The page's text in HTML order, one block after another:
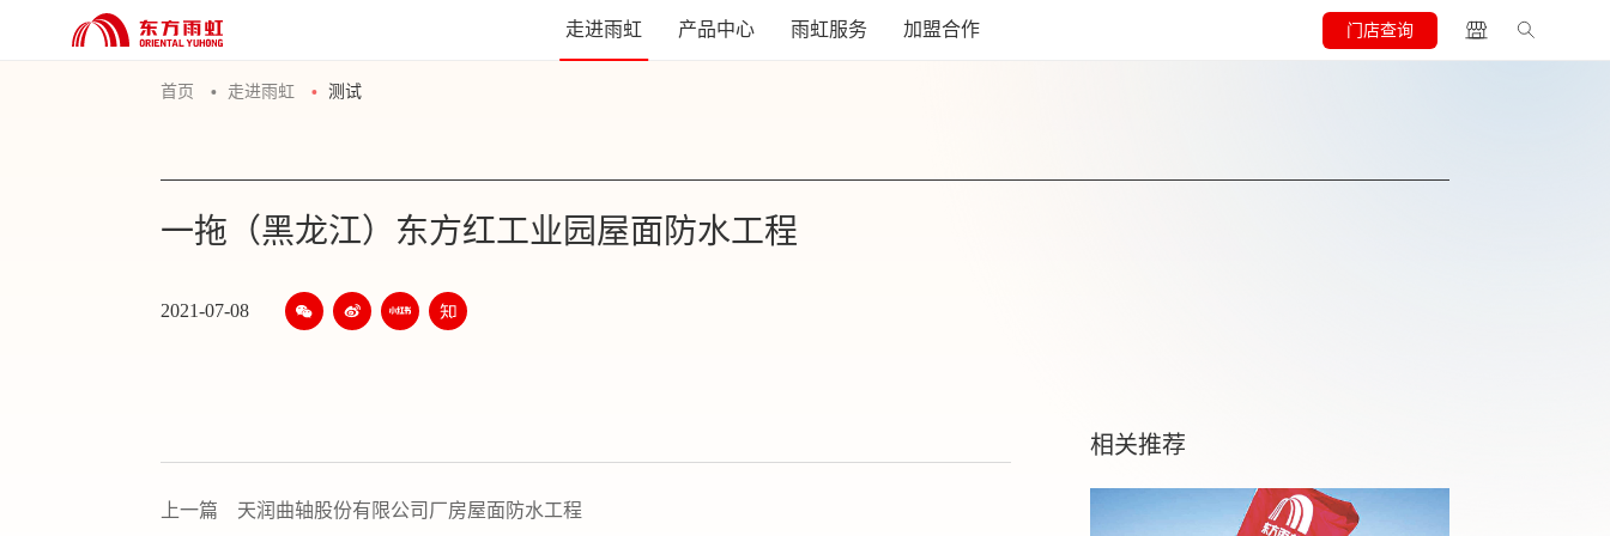
走进雨虹 产品中心 雨虹服务 加盟合作 门店查询
首页 走进雨虹 测试
一拖（黑龙江）东方红工业园屋面防水工程
2021-07-08
上一篇 天润曲轴股份有限公司厂房屋面防水工程
相关推荐